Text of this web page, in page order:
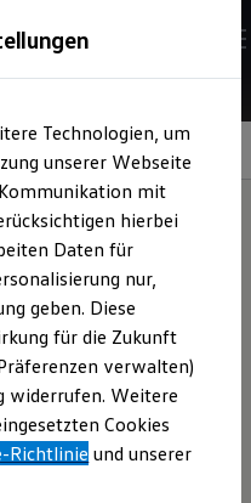
Gebrauchtwagen
Gebrauchtwagen
Gebrauchtwagen
und aus
gefertigt. Der
und das Armband aus
Technologien, um
unserer Webseite
mit
hierbei
Daten für
nur,
geben. Diese
für die Zukunft
verwalten)
widerrufen. Weitere
Cookies
Richtlinie und unserer